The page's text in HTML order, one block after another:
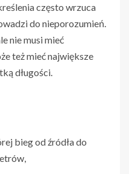
często wrzuca
do nieporozumień.
nie musi mieć
też mieć największe
długości.
bieg od źródła do